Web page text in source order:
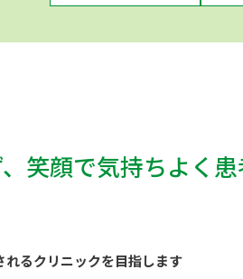
笑顔で気持ちよく
るクリニックを目指します